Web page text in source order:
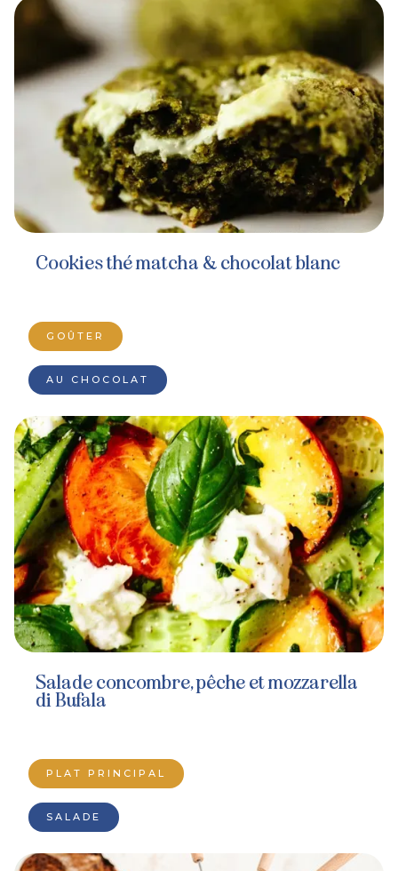
Cookies thé matcha & chocolat blanc
GOÛTER
AU CHOCOLAT
Salade concombre, pêche et mozzarella
di Bufala
PLAT PRINCIPAL
SALADE